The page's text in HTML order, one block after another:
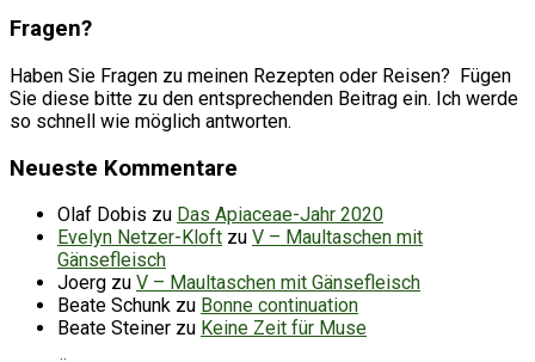
Fragen?
Haben Sie Fragen zu meinen Rezepten oder Reisen? Fügen
Sie diese bitte zu den entsprechenden Beitrag ein. Ich werde
so schnell wie möglich antworten.
Neueste Kommentare
Olaf Dobis zu Das Apiaceae-Jahr 2020
Evelyn Netzer-Kloft zu V – Maultaschen mit
Gänsefleisch
Joerg zu V – Maultaschen mit Gänsefleisch
Beate Schunk zu Bonne continuation
Beate Steiner zu Keine Zeit für Muse